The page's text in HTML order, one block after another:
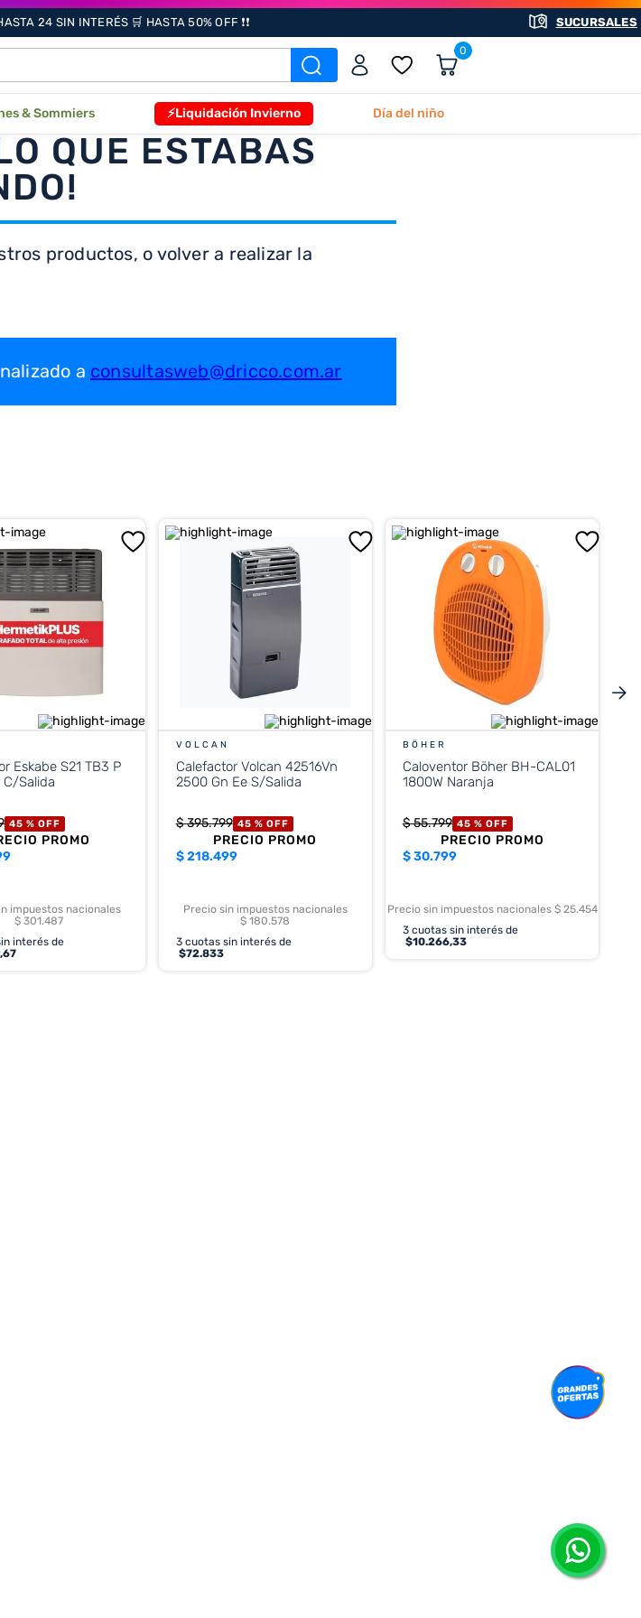
24 SIN INTERÉS 🛒 HASTA 50% OFF ❗❗ SUCURSALES
0
& Sommiers ⚡Liquidación Invierno Día del niño
QUE ESTABAS
productos, o volver a realizar la
a consultasweb@dricco.com.ar
Eskabe S21 TB3 P
C/Salida
45 % OFF
PROMO
impuestos nacionales
$ 301.487
interés de
VOLCAN
Calefactor Volcan 42516Vn
2500 Gn Ee S/Salida
$395.799 45 % OFF
PRECIO PROMO
$218.499
Precio sin impuestos nacionales
$ 180.578
3cuotas sin interés de
$72.833
BÖHER
Caloventor Böher BH-CAL01
1800W Naranja
$55.799 45 % OFF
PRECIO PROMO
$30.799
Precio sin impuestos nacionales $ 25.454
3cuotas sin interés de
$10.266,33